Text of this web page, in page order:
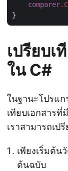
comparer
เปรียบเ
ใน C#
ในฐานะโปรแ
เทียบเอกสารที่
เราสามารถเป
เพียงเริ่มต้น
ต้นฉบับ